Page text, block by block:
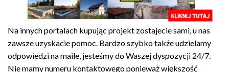
Na innych portalach kupując projekt zostajecie sami, u nas
zawsze uzyskacie pomoc. Bardzo szybko także udzielamy
odpowiedzi na maile, jesteśmy do Waszej dyspozycji 24/7.
Nie mamy numeru kontaktowego ponieważ większość